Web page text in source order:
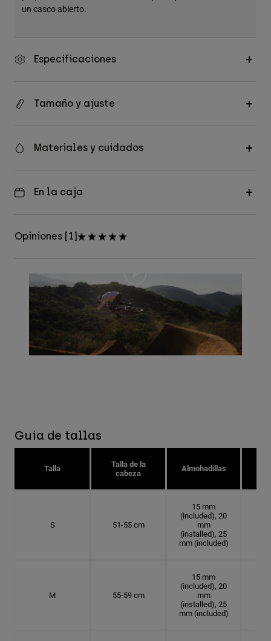
un casco abierto.
Especificaciones
Tamaño y ajuste
Materiales y cuidados
En la caja
Opiniones [1]
Guía de tallas
Talla
Talla de la
cabeza
Almohadillas
S 51-55 cm
15 mm
(included), 20
mm
(installed), 25
mm (included)
M 55-59 cm
15 mm
(included), 20
mm
(installed), 25
mm (included)